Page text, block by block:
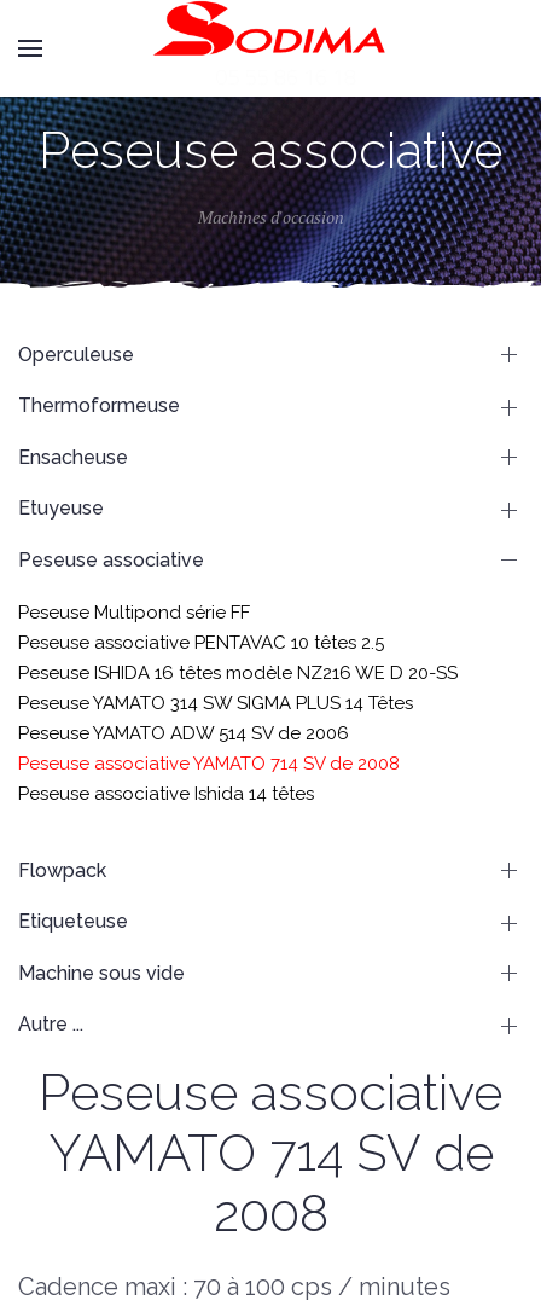
Peseuse associative
Machines d'occasion
Operculeuse
Thermoformeuse
Ensacheuse
Etuyeuse
Peseuse associative
Peseuse Multipond série FF
Peseuse associative PENTAVAC 10 têtes 2.5
Peseuse ISHIDA 16 têtes modèle NZ216 WE D 20-SS
Peseuse YAMATO 314 SW SIGMA PLUS 14 Têtes
Peseuse YAMATO ADW 514 SV de 2006
Peseuse associative YAMATO 714 SV de 2008
Peseuse associative Ishida 14 têtes
Flowpack
Etiqueteuse
Machine sous vide
Autre ...
Peseuse associative
YAMATO 714 SV de
2008
Cadence maxi : 70 à 100 cps / minutes